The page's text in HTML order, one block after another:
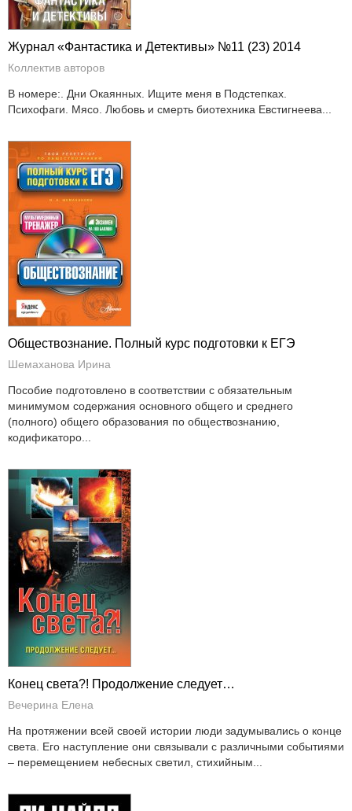
Журнал «Фантастика и Детективы» №11 (23) 2014
Коллектив авторов
В номере:. Дни Окаянных. Ищите меня в Подстепках.
Психофаги. Мясо. Любовь и смерть биотехника Евстигнеева...
Обществознание. Полный курс подготовки к ЕГЭ
Шемаханова Ирина
Пособие подготовлено в соответствии с обязательным
минимумом содержания основного общего и среднего
(полного) общего образования по обществознанию,
кодификаторо...
Конец света?! Продолжение следует…
Вечерина Елена
На протяжении всей своей истории люди задумывались о конце
света. Его наступление они связывали с различными событиями
– перемещением небесных светил, стихийным...